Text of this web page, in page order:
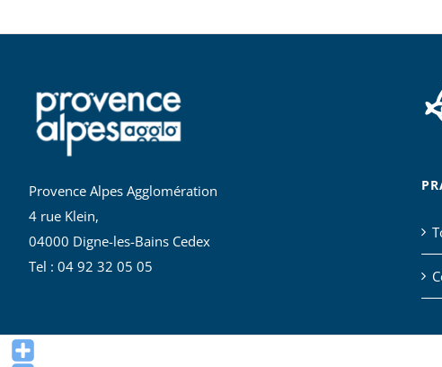
Provence Alpes Agglomération
4 rue Klein,
04000 Digne-les-Bains Cedex
Tel : 04 92 32 05 05